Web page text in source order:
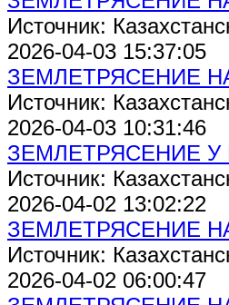
Источник:
2026-04-03 15:37:05
ЗЕМЛЕТРЯСЕНИЕ
Источник:
2026-04-03 10:31:46
ЗЕМЛЕТРЯСЕНИЕ
Источник:
2026-04-02 13:02:22
ЗЕМЛЕТРЯСЕНИЕ
Источник:
2026-04-02 06:00:47